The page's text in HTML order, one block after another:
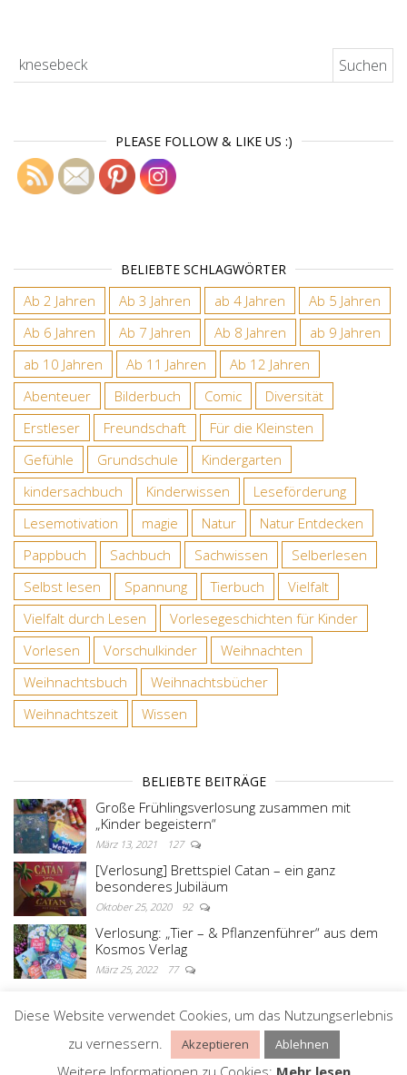
Suchen nach:
PLEASE FOLLOW & LIKE US :)
BELIEBTE SCHLAGWÖRTER
Ab 2 Jahren Ab 3 Jahren ab 4 Jahren
Ab 5 Jahren
Ab 6 Jahren
Ab 7 Jahren Ab 8 Jahren
ab 9 Jahren
ab 10 Jahren
Ab 11 Jahren
Ab 12 Jahren
Abenteuer
Bilderbuch Comic
Diversität
Erstleser
Freundschaft
Für die Kleinsten
Gefühle
Grundschule
Kindergarten
kindersachbuch
Kinderwissen
Leseförderung
Lesemotivation
magie Natur
Natur Entdecken
Pappbuch
Sachbuch Sachwissen
Selberlesen
Selbst lesen
Spannung Tierbuch
Vielfalt
Vielfalt durch Lesen
Vorlesegeschichten für Kinder
Vorlesen
Vorschulkinder
Weihnachten
Weihnachtsbuch
Weihnachtsbücher
Weihnachtszeit
Wissen
BELIEBTE BEITRÄGE
Große Frühlingsverlosung zusammen mit
„Kinder begeistern“
März 13, 2021 127
[Verlosung] Brettspiel Catan – ein ganz
besonderes Jubiläum
Oktober 25, 2020 92
Verlosung: „Tier – & Pflanzenführer“ aus dem
Kosmos Verlag
März 25, 2022 77
Stolz präsentiert vonWordPress|Theme:Master
Blog
Diese Website verwendet Cookies, um das Nutzungserlebnis
zu vernessern.
Akzeptieren Ablehnen
Weitere Informationen zu Cookies: Mehr lesen